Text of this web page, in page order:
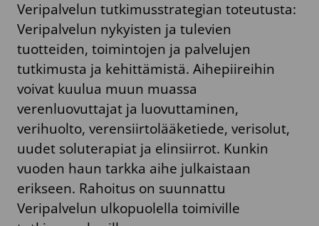
Veripalvelun tutkimusstrategian toteutusta:
Veripalvelun nykyisten ja tulevien
tuotteiden, toimintojen ja palvelujen
tutkimusta ja kehittämistä. Aihepiireihin
voivat kuulua muun muassa
verenluovuttajat ja luovuttaminen,
verihuolto, verensiirtolääketiede, verisolut,
uudet soluterapiat ja elinsiirrot. Kunkin
vuoden haun tarkka aihe julkaistaan
erikseen. Rahoitus on suunnattu
Veripalvelun ulkopuolella toimiville